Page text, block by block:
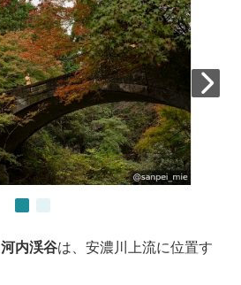
河内渓谷は、安濃川上流に位置す